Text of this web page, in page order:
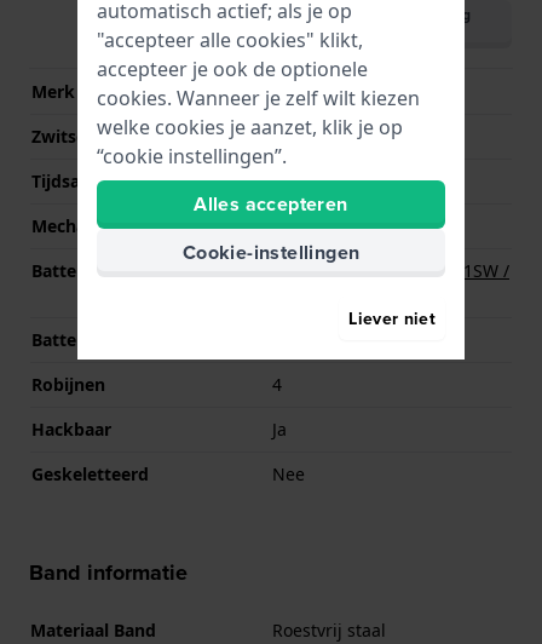
Download handleiding
Merk uurwerk
Ronda
Zwitsers uurwerk
Ja
Tijdsaanduiding
Analoog
Mechanisme
Quartz
Batterij
Renata R379 379 / SR521SW /
Batterijduur
Robijnen
4
Hackbaar
Ja
Geskeletteerd
Nee
Band informatie
Materiaal Band
Roestvrij staal
automatisch actief; als je op
"accepteer alle cookies" klikt,
accepteer je ook de optionele
cookies. Wanneer je zelf wilt kiezen
welke cookies je aanzet, klik je op
“cookie instellingen”.
Alles accepteren
Cookie-instellingen
Liever niet